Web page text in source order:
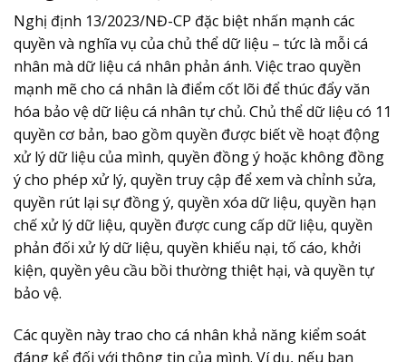
Nghị định 13/2023/NĐ-CP đặc biệt nhấn mạnh các
quyền và nghĩa vụ của chủ thể dữ liệu – tức là mỗi cá
nhân mà dữ liệu cá nhân phản ánh. Việc trao quyền
mạnh mẽ cho cá nhân là điểm cốt lõi để thúc đẩy văn
hóa bảo vệ dữ liệu cá nhân tự chủ. Chủ thể dữ liệu có 11
quyền cơ bản, bao gồm quyền được biết về hoạt động
xử lý dữ liệu của mình, quyền đồng ý hoặc không đồng
ý cho phép xử lý, quyền truy cập để xem và chỉnh sửa,
quyền rút lại sự đồng ý, quyền xóa dữ liệu, quyền hạn
chế xử lý dữ liệu, quyền được cung cấp dữ liệu, quyền
phản đối xử lý dữ liệu, quyền khiếu nại, tố cáo, khởi
kiện, quyền yêu cầu bồi thường thiệt hại, và quyền tự
bảo vệ.
Các quyền này trao cho cá nhân khả năng kiểm soát
đáng kể đối với thông tin của mình. Ví dụ, nếu bạn